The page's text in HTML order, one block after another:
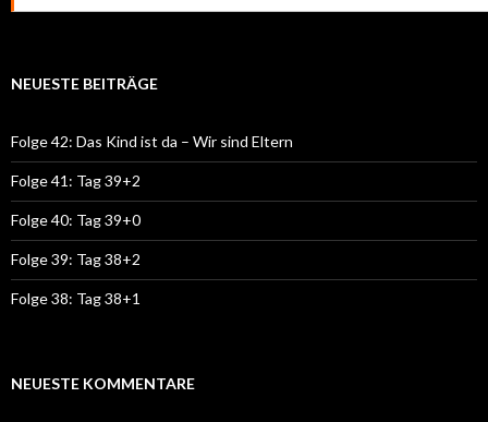
NEUESTE BEITRÄGE
Folge 42: Das Kind ist da – Wir sind Eltern
Folge 41: Tag 39+2
Folge 40: Tag 39+0
Folge 39: Tag 38+2
Folge 38: Tag 38+1
NEUESTE KOMMENTARE